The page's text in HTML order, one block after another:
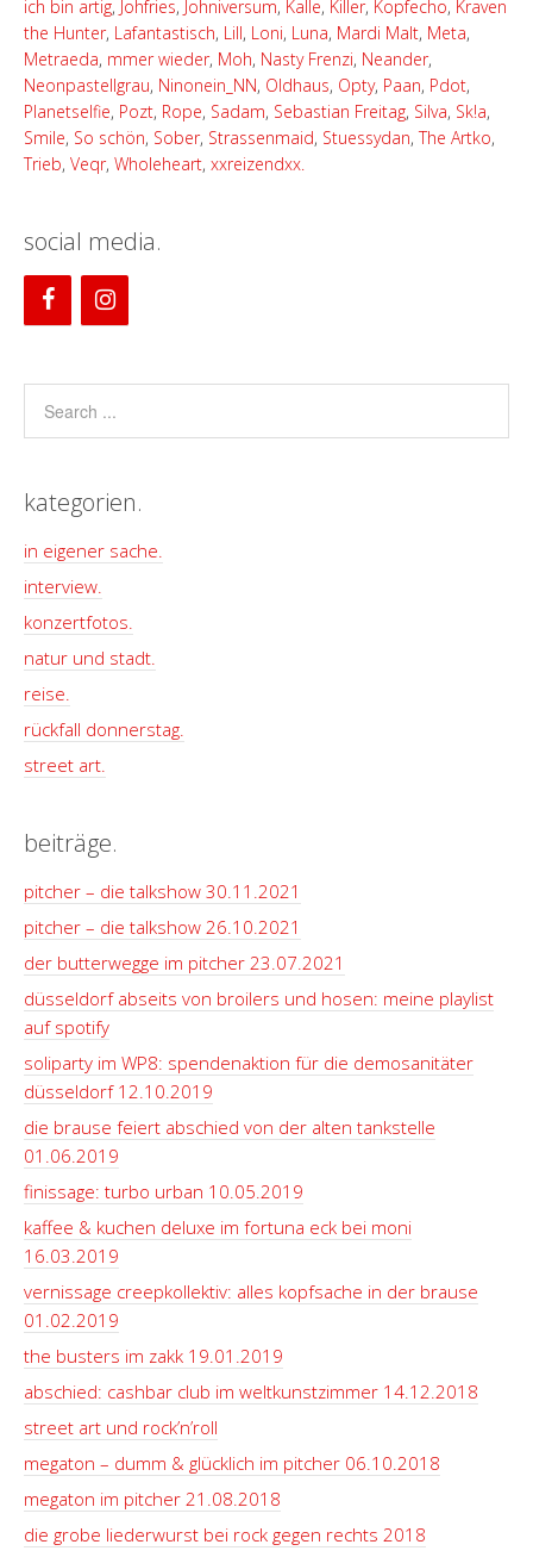
ich bin artig, Johfries, Johniversum, Kalle, Killer, Kopfecho, Kraven
the Hunter, Lafantastisch, Lill, Loni, Luna, Mardi Malt, Meta,
Metraeda, mmer wieder, Moh, Nasty Frenzi, Neander,
Neonpastellgrau, Ninonein_NN, Oldhaus, Opty, Paan, Pdot,
Planetselfie, Pozt, Rope, Sadam, Sebastian Freitag, Silva, Sk!a,
Smile, So schön, Sober, Strassenmaid, Stuessydan,The Artko,
Trieb, Veqr, Wholeheart, xxreizendxx.
social media.
kategorien.
in eigener sache.
interview.
konzertfotos.
natur und stadt.
reise.
rückfall donnerstag.
street art.
beiträge.
pitcher – die talkshow 30.11.2021
pitcher – die talkshow 26.10.2021
der butterwegge im pitcher 23.07.2021
düsseldorf abseits von broilers und hosen: meine playlist
auf spotify
soliparty im WP8: spendenaktion für die demosanitäter
düsseldorf 12.10.2019
die brause feiert abschied von der alten tankstelle
01.06.2019
finissage: turbo urban 10.05.2019
kaffee & kuchen deluxe im fortuna eck bei moni
16.03.2019
vernissage creepkollektiv: alles kopfsache in der brause
01.02.2019
the busters im zakk 19.01.2019
abschied: cashbar club im weltkunstzimmer 14.12.2018
street art und rock’n’roll
megaton – dumm & glücklich im pitcher 06.10.2018
megaton im pitcher 21.08.2018
die grobe liederwurst bei rock gegen rechts 2018